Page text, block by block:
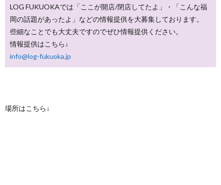
LOG FUKUOKAでは「ここが開店/閉店してたよ」・「こんな福
岡の話題があったよ」などの情報提供を大募集しております。
些細なことでも大丈夫ですのでぜひ情報提供ください。
情報提供はこちら↓
info@log-fukuoka.jp
場所はこちら↓